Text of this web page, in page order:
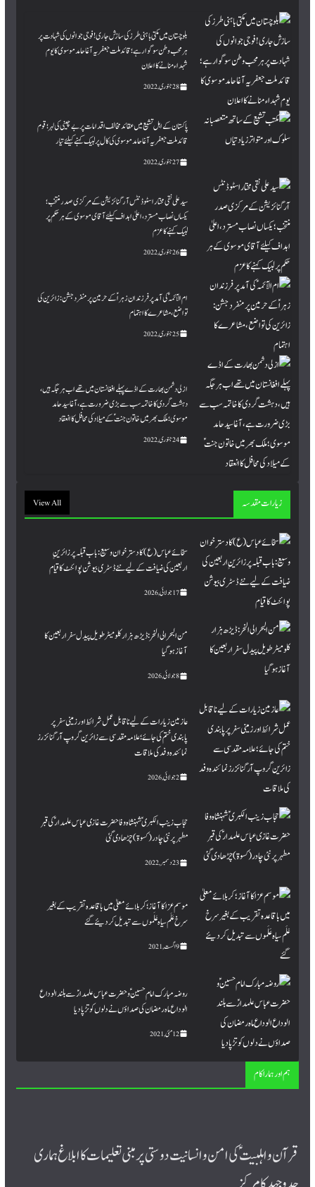
بلوچستان میں مکتی باہنی طرز کی سازش جاری ! فوجی جوانوں کی شہادت پر
ہر محب وطن سوگوارہے ؛ قائد ملت جعفریہ آغا حامد موسوی کا یوم
شہداء منانے کا اعلان
28 جنوری, 2022
پاکستان کے اہل تشیع میں عقائد مخالف اقدامات پر بے چینی کی لہر ؛ قوم
قائد ملت جعفریہ آغا حامد موسوی کی کال پر لبیک کہنے کیلئے تیار
27 جنوری, 2022
سید علی نقی مختار اسٹوڈنٹس آرگنائزیشن کے مرکزی صدر منتخب؛
یکساں نصاب مسترد،اعلیٰ اہداف کیلئے آقای موسوی کے ہر حکم پر
لبیک کہنے کا عزم
26 جنوری, 2022
ام الآئمہؑ کی آمد پر فرزندان زہراؑ کے حرمین پر منفرد جشن: زائرین کی
تواضع، مشاعرے کا اہتمام
25 جنوری, 2022
ازلی دشمن بھارت کے اڈے پہلے افغانستان میں تھے اب ہر جگہ ہیں،
دہشت گردی کا خاتمہ سب سے بڑی ضرورت ہے،آغاسید حامد
موسوی؛ ملک بھر میں خاتون جنت ؑ کے میلاد کی محافل کا انعقاد
24 جنوری, 2022
زیارات مقدسہ View All
سخائے عباس (ع) کا دسترخوان وسیع: باب قبلہ پر زائرینِِ
اربعین کی ضیافت کے لیے نئے ڈسٹری بیوشن پوائنٹ کا قیام
17 جولائی, 2026
من البحر الی النحر : ڈیڑھ ہزار کلومیٹر طویل پیدل سفر اربعین کا
آغاز ہو گیا
8 جولائی, 2026
عازمین زیارات کے لیے ناقابل عمل شرائط اور زمینی سفر پر
پابندی ختم کی جائے؛ علامہ مقدسی سے زائرین گروپ آرگنائزرز
نمائندہ وفد کی ملاقات
2 جولائی, 2026
حجاب زینب الکبری ؑ شہنشاہ وفا حضرت غازی عباس علمدار ؑ کی قبر
مطہرپر نئی چادر (کسوۃ ) چڑھا دی گئی
23 دسمبر, 2022
موسم عزا کا آغاز؛ کربلائے معلیٰ میں باقاعدہ تقریب کے بغیر
سرخ عَلَم سیاہ عَلَموں سے تبدیل کردیئے گئے
9 اگست, 2021
روضہ مبارک امام حسینؑ و حضرت عباس علمدارؑ سے بلند الوداع
الوداع ماہ رمضان کی صداؤں نے دلوں کو تڑپا دیا
12 مئی, 2021
ہم اور ہمارا کام
قرآن و اہلبیت ؑ کی امن و انسانیت دوستی پر مبنی تعلیمات کا ابلاغ ہماری